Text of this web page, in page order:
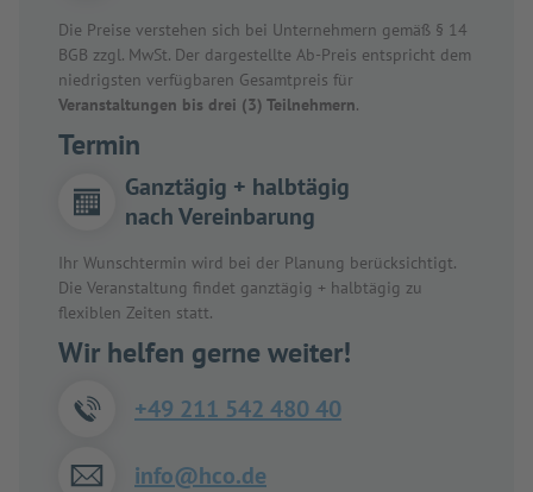
Die Preise verstehen sich bei Unternehmern gemäß § 14
BGB zzgl. MwSt. Der dargestellte Ab-Preis entspricht dem
niedrigsten verfügbaren Gesamtpreis für
Veranstaltungen bis drei (3) Teilnehmern.
Termin
Ganztägig + halbtägig
nach Vereinbarung
Ihr Wunschtermin wird bei der Planung berücksichtigt.
Die Veranstaltung findet ganztägig + halbtägig zu
flexiblen Zeiten statt.
Wir helfen gerne weiter!
+49 211 542 480 40
info@hco.de